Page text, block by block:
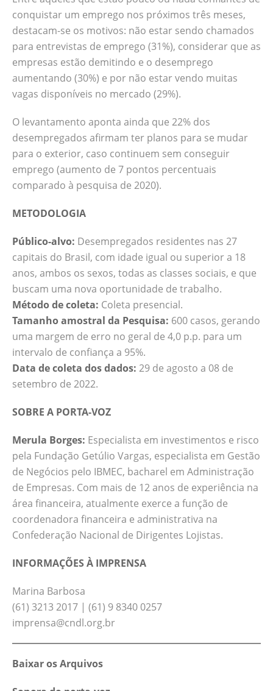
conquistar um emprego nos próximos três meses,
destacam-se os motivos: não estar sendo chamados
para entrevistas de emprego (31%), considerar que as
empresas estão demitindo e o desemprego
aumentando (30%) e por não estar vendo muitas
vagas disponíveis no mercado (29%).
O levantamento aponta ainda que 22% dos
desempregados afirmam ter planos para se mudar
para o exterior, caso continuem sem conseguir
emprego (aumento de 7 pontos percentuais
comparado à pesquisa de 2020).
METODOLOGIA
Público-alvo: Desempregados residentes nas 27
capitais do Brasil, com idade igual ou superior a 18
anos, ambos os sexos, todas as classes sociais, e que
buscam uma nova oportunidade de trabalho.
Método de coleta: Coleta presencial.
Tamanho amostral da Pesquisa: 600 casos, gerando
uma margem de erro no geral de 4,0 p.p. para um
intervalo de confiança a 95%.
Data de coleta dos dados: 29 de agosto a 08 de
setembro de 2022.
SOBRE A PORTA-VOZ
Merula Borges: Especialista em investimentos e risco
pela Fundação Getúlio Vargas, especialista em Gestão
de Negócios pelo IBMEC, bacharel em Administração
de Empresas. Com mais de 12 anos de experiência na
área financeira, atualmente exerce a função de
coordenadora financeira e administrativa na
Confederação Nacional de Dirigentes Lojistas.
INFORMAÇÕES À IMPRENSA
Marina Barbosa
(61) 3213 2017 | (61) 9 8340 0257
imprensa@cndl.org.br
Baixar os Arquivos